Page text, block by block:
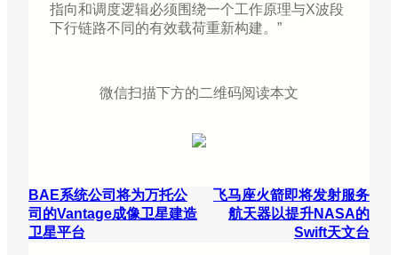
指向和调度逻辑必须围绕一个工作原理与X波段
下行链路不同的有效载荷重新构建。”
微信扫描下方的二维码阅读本文
BAE系统公司将为万托公
司的Vantage成像卫星建造
卫星平台
飞马座火箭即将发射服务
航天器以提升NASA的
Swift天文台